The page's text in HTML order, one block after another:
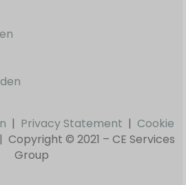
| Privacy Statement | Cookie
| Copyright © 2021 – CE Services
Group